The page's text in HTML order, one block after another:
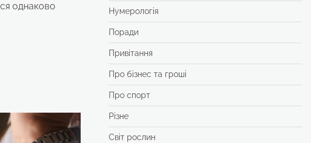
однаково
Нумерологія
Поради
Привітання
Про бізнес та гроші
Про спорт
Різне
Світ рослин